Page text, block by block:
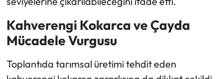
Kahverengi Kokarca ve Çayda
Mücadele Vurgusu
Toplantıda tarımsal üretimi tehdit eden